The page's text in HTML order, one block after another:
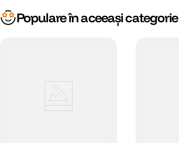
Populare în aceeași categorie